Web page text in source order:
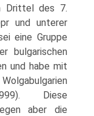
Drittel des 7.
und unterer
eine Gruppe
bulgarischen
und habe mit
Diese
aber die